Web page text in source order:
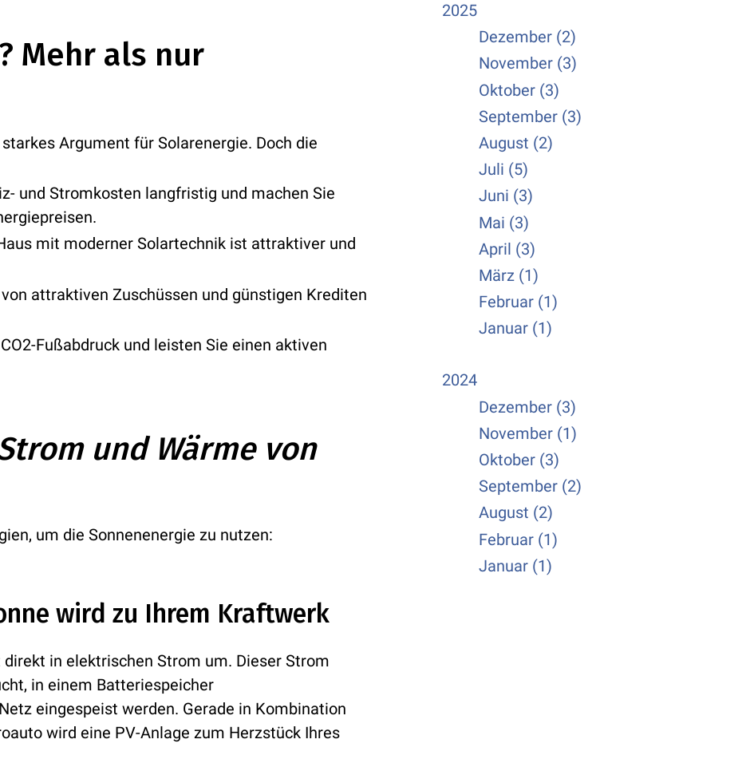
Mehr als nur
Argument für Solarenergie. Doch die
und Stromkosten langfristig und machen Sie
mit moderner Solartechnik ist attraktiver und
attraktiven Zuschüssen und günstigen Krediten
Fußabdruck und leisten Sie einen aktiven
und Wärme von
um die Sonnenenergie zu nutzen:
wird zu Ihrem Kraftwerk
in elektrischen Strom um. Dieser Strom
in einem Batteriespeicher
eingespeist werden. Gerade in Kombination
wird eine PV-Anlage zum Herzstück Ihres
2025
Dezember (2)
November (3)
Oktober (3)
September (3)
August (2)
Juli (5)
Juni (3)
Mai (3)
April (3)
März (1)
Februar (1)
Januar (1)
2024
Dezember (3)
November (1)
Oktober (3)
September (2)
August (2)
Februar (1)
Januar (1)